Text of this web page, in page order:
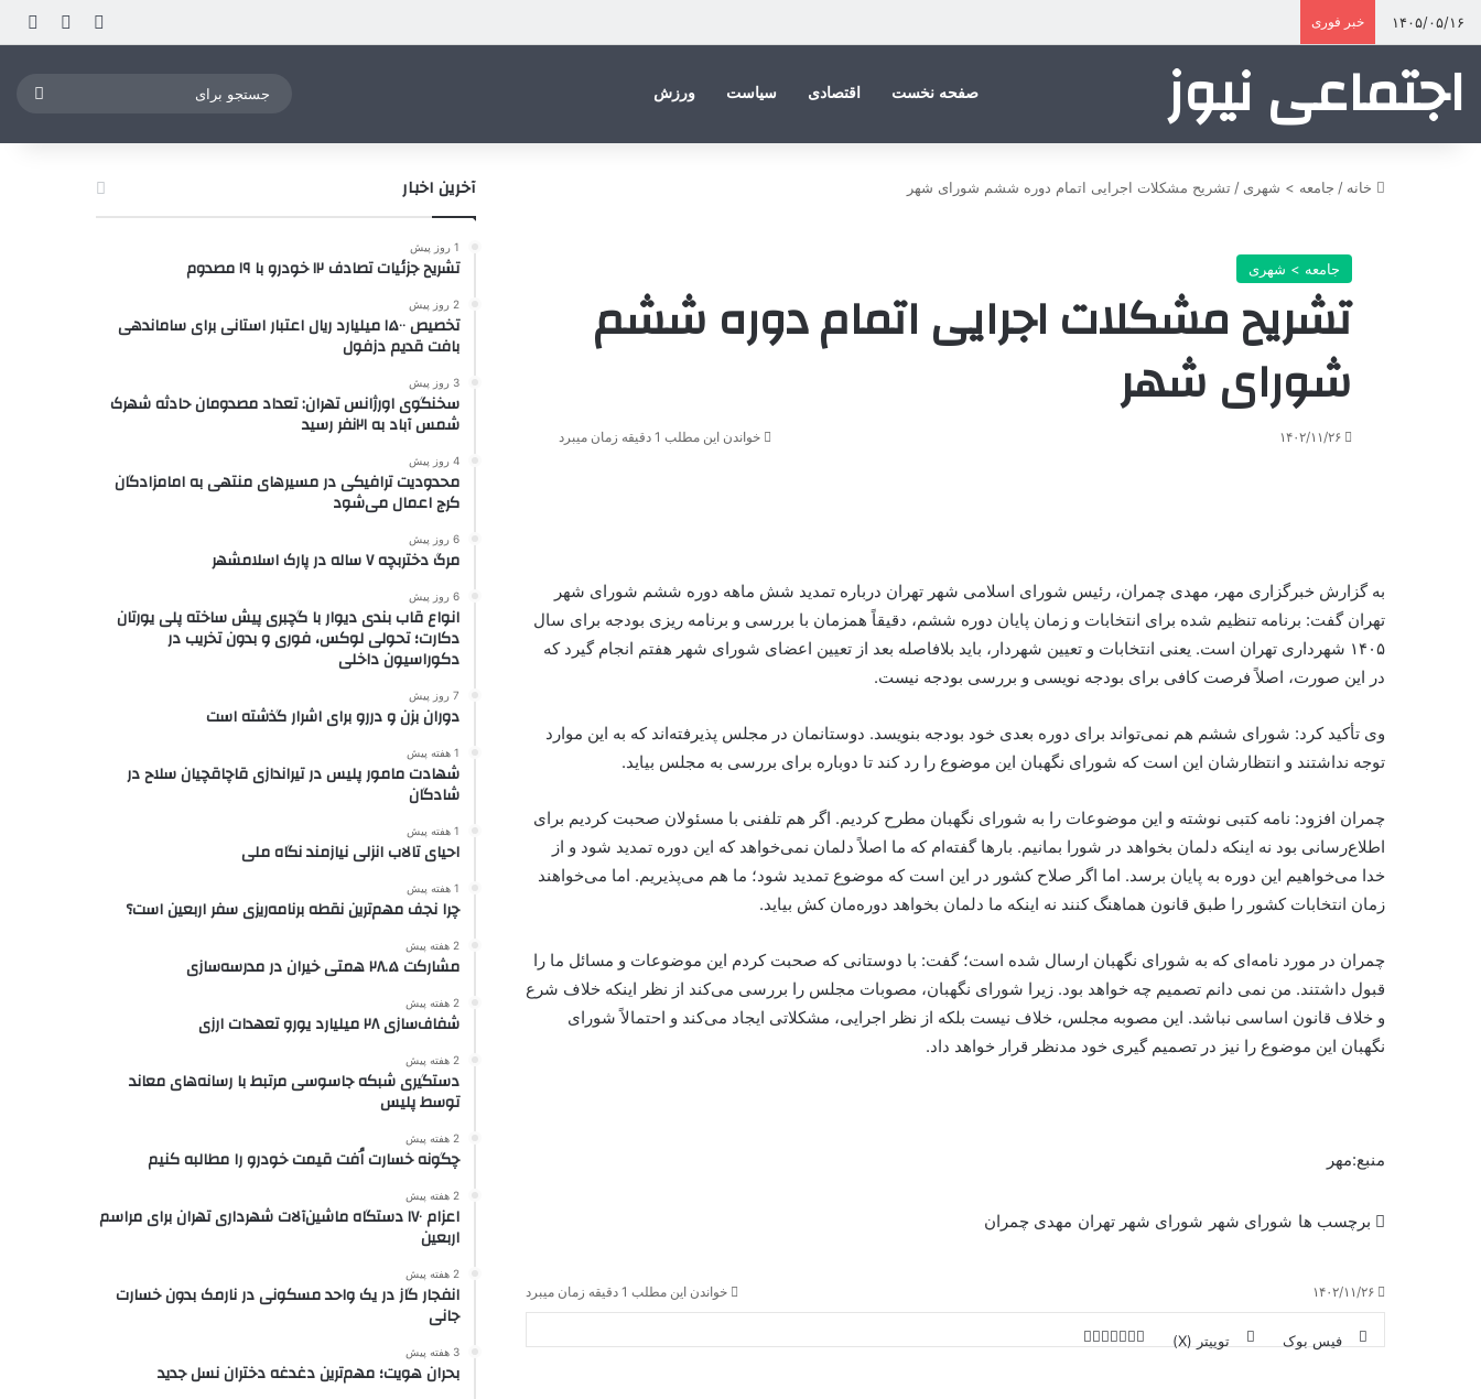
۱۴۰۵/۰۵/۱۶ خبر فوری ورود نوشته
اجتماعی نیوز صفحه نخست اقتصادی سیاست ورزش
خانه / جامعه > شهری / تشریح مشکلات اجرایی اتمام دوره ششم شورای شهر
جامعه > شهری
تشریح مشکلات اجرایی اتمام دوره ششم
شورای شهر
۱۴۰۲/۱۱/۲۶ خواندن این مطلب 1 دقیقه زمان میبرد
به گزارش خبرگزاری مهر، مهدی چمران، رئیس شورای اسلامی شهر تهران درباره تمدید شش ماهه دوره ششم شورای شهر
تهران گفت: برنامه تنظیم شده برای انتخابات و زمان پایان دوره ششم، دقیقاً همزمان با بررسی و برنامه ریزی بودجه برای سال
۱۴۰۵ شهرداری تهران است. یعنی انتخابات و تعیین شهردار، باید بلافاصله بعد از تعیین اعضای شورای شهر هفتم انجام گیرد که
در این صورت، اصلاً فرصت کافی برای بودجه نویسی و بررسی بودجه نیست.
وی تأکید کرد: شورای ششم هم نمی‌تواند برای دوره بعدی خود بودجه بنویسد. دوستانمان در مجلس پذیرفته‌اند که به این موارد
توجه نداشتند و انتظارشان این است که شورای نگهبان این موضوع را رد کند تا دوباره برای بررسی به مجلس بیاید.
چمران افزود: نامه کتبی نوشته و این موضوعات را به شورای نگهبان مطرح کردیم. اگر هم تلفنی با مسئولان صحبت کردیم برای
اطلاع‌رسانی بود نه اینکه دلمان بخواهد در شورا بمانیم. بارها گفته‌ام که ما اصلاً دلمان نمی‌خواهد که این دوره تمدید شود و از
خدا می‌خواهیم این دوره به پایان برسد. اما اگر صلاح کشور در این است که موضوع تمدید شود؛ ما هم می‌پذیریم. اما می‌خواهند
زمان انتخابات کشور را طبق قانون هماهنگ کنند نه اینکه ما دلمان بخواهد دوره‌مان کش بیاید.
چمران در مورد نامه‌ای که به شورای نگهبان ارسال شده است؛ گفت: با دوستانی که صحبت کردم این موضوعات و مسائل ما را
قبول داشتند. من نمی دانم تصمیم چه خواهد بود. زیرا شورای نگهبان، مصوبات مجلس را بررسی می‌کند از نظر اینکه خلاف شرع
و خلاف قانون اساسی نباشد. این مصوبه مجلس، خلاف نیست بلکه از نظر اجرایی، مشکلاتی ایجاد می‌کند و احتمالاً شورای
نگهبان این موضوع را نیز در تصمیمگیری خود مدنظر قرار خواهد داد.
منبع:مهر
برچسب ها شورای شهر شورای شهر تهران مهدی چمران
۱۴۰۲/۱۱/۲۶ خواندن این مطلب 1 دقیقه زمان میبرد
فیس بوک توییتر (X)
آخرین اخبار
1 روز پیش
تشریح جزئیات تصادف ۱۲ خودرو با ۱۹ مصدوم
2 روز پیش
تخصیص ۱۵۰۰ میلیارد ریال اعتبار استانی برای ساماندهی
بافت قدیم دزفول
3 روز پیش
سخنگوی اورژانس تهران: تعداد مصدومان حادثه شهرک
شمس آباد به ۲۱نفر رسید
4 روز پیش
محدودیت ترافیکی در مسیرهای منتهی به امامزادگان
کرج اعمال می‌شود
6 روز پیش
مرگ دختربچه ۷ ساله در پارک اسلامشهر
6 روز پیش
انواع قاب بندی دیوار با گچبری پیش ساخته پلی یورتان
دکارت؛ تحولی لوکس، فوری و بدون تخریب در
دکوراسیون داخلی
7 روز پیش
دوران بزن و دررو برای اشرار گذشته است
1 هفته پیش
شهادت مامور پلیس در تیراندازی قاچاقچیان سلاح در
شادگان
1 هفته پیش
احیای تالاب انزلی نیازمند نگاه ملی
1 هفته پیش
چرا نجف مهم‌ترین نقطه برنامه‌ریزی سفر اربعین است؟
2 هفته پیش
مشارکت ۲۸.۵ همتی خیران در مدرسه‌سازی
2 هفته پیش
شفاف‌سازی ۲۸ میلیارد یورو تعهدات ارزی
2 هفته پیش
دستگیری شبکه جاسوسی مرتبط با رسانه‌های معاند
توسط پلیس
2 هفته پیش
چگونه خسارت اُفت قیمت خودرو را مطالبه کنیم
2 هفته پیش
اعزام ۱۷۰ دستگاه ماشین‌آلات شهرداری تهران برای مراسم
اربعین
2 هفته پیش
انفجار گاز در یک واحد مسکونی در نارمک بدون خسارت
جانی
3 هفته پیش
بحران هویت؛ مهم‌ترین دغدغه دختران نسل جدید